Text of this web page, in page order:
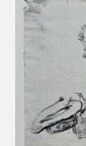
TIENDA ONLINE
RECURSOS EDUCATIVOS
FICHAS ARASAAC